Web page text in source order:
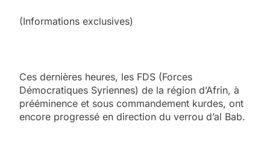
(Informations exclusives)
Ces dernières heures, les FDS (Forces
Démocratiques Syriennes) de la région d’Afrin, à
prééminence et sous commandement kurdes, ont
encore progressé en direction du verrou d’al Bab.